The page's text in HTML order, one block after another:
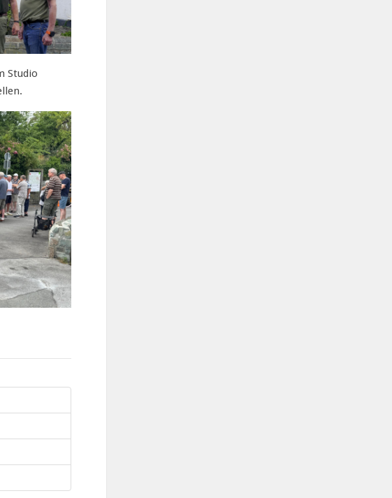
Studio